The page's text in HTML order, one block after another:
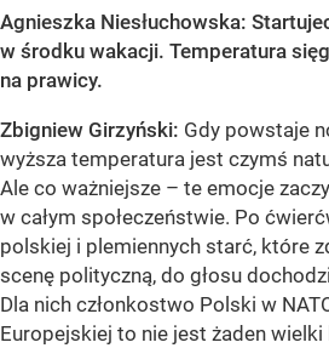
Agnieszka Niesłuchowska:
w środku wakacji. Temperatura
na prawicy.
Zbigniew Girzyński: Gdy powstaje
wyższa temperatura jest czymś
Ale co ważniejsze – te emocje
w całym społeczeństwie. Po
polskiej i plemiennych starć, które
scenę polityczną, do głosu
Dla nich członkostwo Polski w
Europejskiej to nie jest żaden